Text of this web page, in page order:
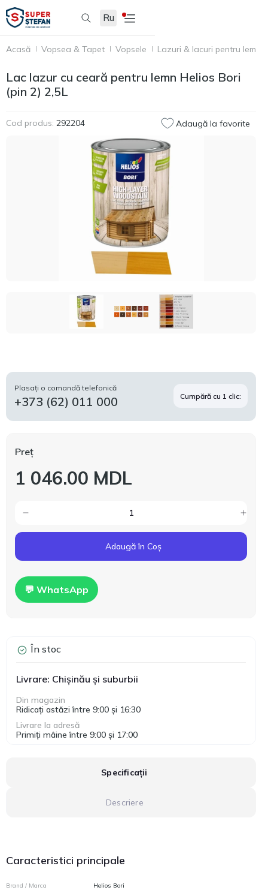
Ru
Acasă Vopsea & Tapet Vopsele Lazuri & lacuri pentru lemn
Lac lazur cu ceară pentru lemn Helios Bori
(pin 2) 2,5L
Cod produs: 292204 Adaugă la favorite
Plasați o comandă telefonică
+373 (62) 011 000 Cumpără cu 1 clic:
Preț
1 046.00 MDL
Adaugă în Coș
💬 WhatsApp
În stoc
Livrare: Chișinău și suburbii
Din magazin
Ridicați astăzi între 9:00 și 16:30
Livrare la adresă
Primiți mâine între 9:00 și 17:00
Specificații
Descriere
Caracteristici principale
Brand / Marca Helios Bori